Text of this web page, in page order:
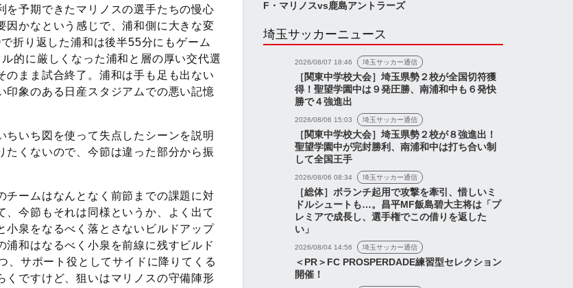
を予期できたマリノスの選手たちの慢心
因かなという感じで、浦和側に大きな変
折り返した浦和は後半55分にもゲーム
的に厳しくなった浦和と層の厚い交代選
まま試合終了。浦和は手も足も出ない
印象のある日産スタジアムでの悪い記憶
いち図を使って失点したシーンを説明
たくないので、今節は違った部分から振
チームはなんとなく前節までの課題に対
、今節もそれは同様というか、よく出て
小泉をなるべく落とさないビルドアップ
和はなるべく小泉を前線に残すビルド
、サポート役としてサイドに降りてくる
くですけど、狙いはマリノスの守備陣形
F・マリノスvs鹿島アントラーズ
埼玉サッカーニュース
2026/08/07 18:46 埼玉サッカー通信
［関東中学校大会］埼玉県勢２校が全国切符獲
得！聖望学園中は９発圧勝、南浦和中も６発快
勝で４強進出
2026/08/06 15:03 埼玉サッカー通信
［関東中学校大会］埼玉県勢２校が８強進出！
聖望学園中が完封勝利、南浦和中は打ち合い制
して全国王手
2026/08/06 08:34 埼玉サッカー通信
［総体］ボランチ起用で攻撃を牽引、惜しいミ
ドルシュートも…。昌平MF飯島碧大主将は「プ
レミアで成長し、選手権でこの借りを返した
い」
2026/08/04 14:56 埼玉サッカー通信
＜PR＞FC PROSPERDADE練習型セレクション
開催！